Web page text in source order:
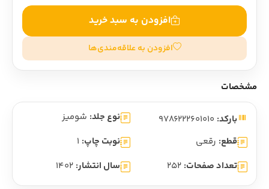
افزودن به سبد خرید
افزودن به علاقه‌مندی‌ها
مشخصات
بارکد: نوع جلد: شومیز
قطع: رقعی نوبت چاپ: 1
تعداد صفحات: 252 سال انتشار: 1402